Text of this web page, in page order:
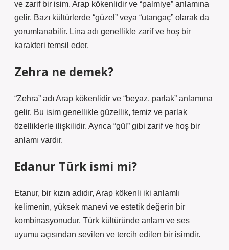
ve zarif bir isim. Arap kökenlidir ve “palmiye” anlamına
gelir. Bazı kültürlerde “güzel” veya “utangaç” olarak da
yorumlanabilir. Lina adı genellikle zarif ve hoş bir
karakteri temsil eder.
Zehra ne demek?
“Zehra” adı Arap kökenlidir ve “beyaz, parlak” anlamına
gelir. Bu isim genellikle güzellik, temiz ve parlak
özelliklerle ilişkilidir. Ayrıca “gül” gibi zarif ve hoş bir
anlamı vardır.
Edanur Türk ismi mi?
Etanur, bir kızın adıdır, Arap kökenli iki anlamlı
kelimenin, yüksek manevi ve estetik değerin bir
kombinasyonudur. Türk kültüründe anlam ve ses
uyumu açısından sevilen ve tercih edilen bir isimdir.